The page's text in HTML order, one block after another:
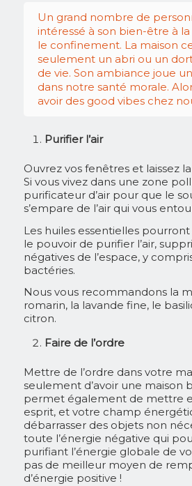
Un grand nombre de
intéressé à son bien-être à
le confinement. La maison
seulement un abri ou un
de vie. Son ambiance joue
dans notre santé morale.
avoir des good vibes chez
Purifier l’air
Ouvrez vos fenêtres et laissez
Si vous vivez dans une zone
purificateur d’air pour que le
s’empare de l’air qui vous
Les huiles essentielles pourront
le pouvoir de purifier l’air,
négatives de l’espace, y
bactéries.
Nous vous recommandons la
romarin, la lavande fine, le
citron.
Faire de l’ordre
Mettre de l’ordre dans votre
seulement d’avoir une maison
permet également de mettre
esprit, et votre champ
débarrasser des objets non
toute l’énergie négative qui
purifiant l’énergie globale de
pas de meilleur moyen de
d’énergie positive !